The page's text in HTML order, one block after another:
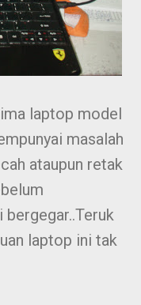
laptop model
masalah
ataupun retak
bergegar..Teruk
laptop ini tak